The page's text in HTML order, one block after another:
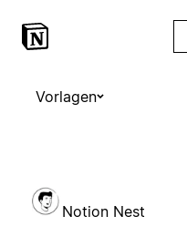
Vorlagen
Notion Nest